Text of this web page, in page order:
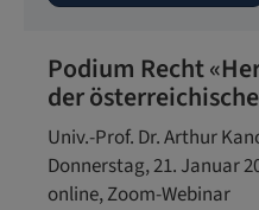
Podium Recht
der
Univ.-Prof. Dr. Arthur
Donnerstag, 21. Januar
online,Zoom-Webinar